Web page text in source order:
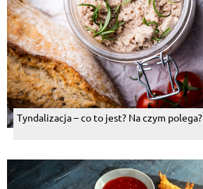
Tyndalizacja – co to jest? Na czym polega?